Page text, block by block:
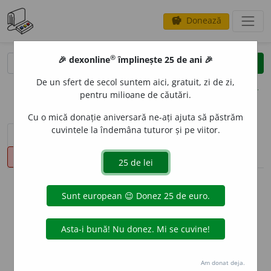
savings Donează
clear
opțiuni
sinteza definițiilor (1) definiții (16)
declinări
info
Aceste definiții sunt compilate de
echipa dexonline. Definițiile
originale se află pe filadefiniții.
Puteți reordona filele pe pagina de
🎉 dexonline® împlinește 25 de ani 🎉
De un sfert de secol suntem aici, gratuit, zi de zi,
pentru milioane de căutări.
Cu o mică donație aniversară ne-ați ajuta să păstrăm
cuvintele la îndemâna tuturor și pe viitor.
Am donat deja.